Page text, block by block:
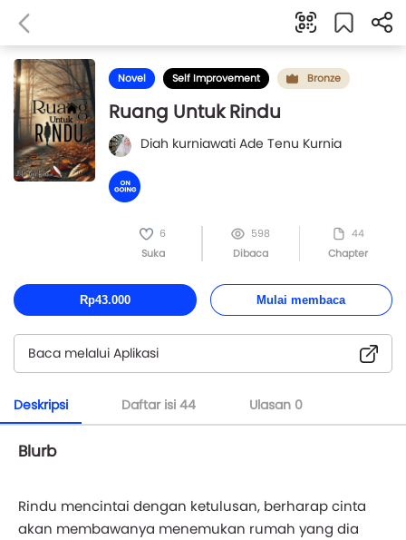
Novel Self Improvement Bronze
Ruang Untuk Rindu
Diah kurniawati Ade Tenu Kurnia
6
Suka
598
Dibaca
44
Chapter
Rp43.000 Mulai membaca
Baca melalui Aplikasi
Deskripsi Daftar isi 44 Ulasan 0
Blurb
Rindu mencintai dengan ketulusan, berharap cinta
akan membawanya menemukan rumah yang dia